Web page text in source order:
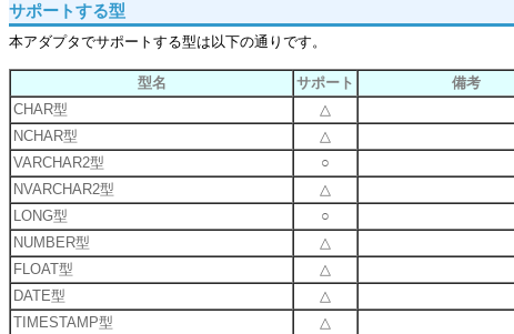
サポートする型
本アダプタでサポートする型は以下の通りです。
型名 サポート
備考
CHAR型
△
NCHAR型
△
VARCHAR2型
○
NVARCHAR2型
△
LONG型
○
NUMBER型
△
FLOAT型
△
DATE型
△
TIMESTAMP型
△